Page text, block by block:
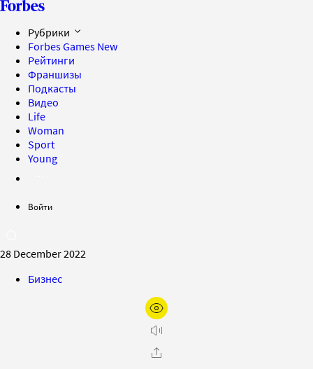
Рубрики
Forbes Games New
Рейтинги
Франшизы
Подкасты
Видео
Life
Woman
Sport
Young
Войти
28 December 2022
Бизнес